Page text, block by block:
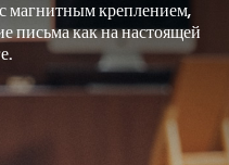
магнитным креплением,
письма как на настоящей